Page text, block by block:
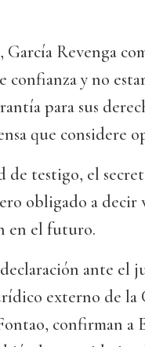
Revenga
confianza y no
para sus
que considere
testigo, el
obligado a decir
en el futuro.
ante el
externo de la
confirman a